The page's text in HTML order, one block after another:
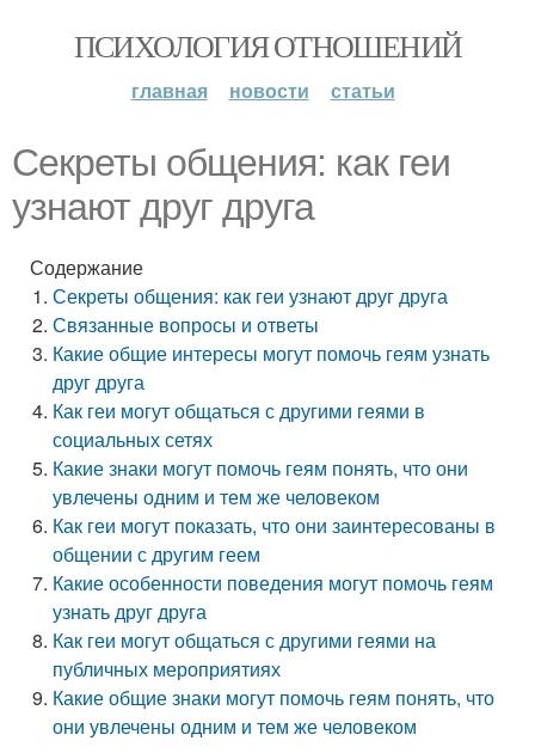
ПСИХОЛОГИЯ ОТНОШЕНИЙ
главная новости статьи
Секреты общения: как геи
узнают друг друга
Содержание
Секреты общения: как геи узнают друг друга
Связанные вопросы и ответы
Какие общие интересы могут помочь геям узнать
друг друга
Как геи могут общаться с другими геями в
социальных сетях
Какие знаки могут помочь геям понять, что они
увлечены одним и тем же человеком
Как геи могут показать, что они заинтересованы в
общении с другим геем
Какие особенности поведения могут помочь геям
узнать друг друга
Как геи могут общаться с другими геями на
публичных мероприятиях
Какие общие знаки могут помочь геям понять, что
они увлечены одним и тем же человеком